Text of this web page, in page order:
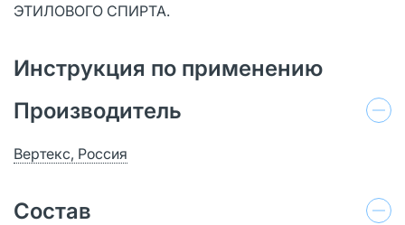
ЭТИЛОВОГО СПИРТА.
Инструкция по применению
Производитель
Вертекс, Россия
Состав